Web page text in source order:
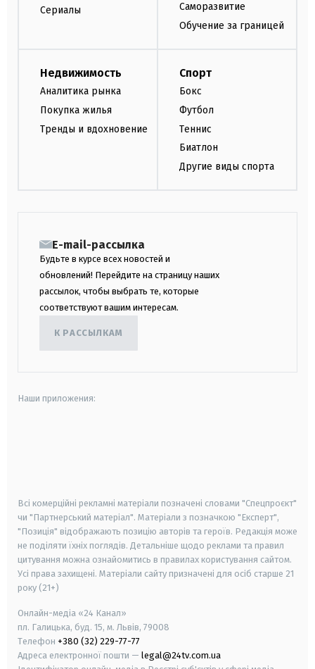
Сериалы
Саморазвитие
Обучение за границей
Недвижимость
Аналитика рынка
Покупка жилья
Тренды и вдохновение
Спорт
Бокс
Футбол
Теннис
Биатлон
Другие виды спорта
E-mail-рассылка
Будьте в курсе всех новостей и
обновлений! Перейдите на страницу наших
рассылок, чтобы выбрать те, которые
соответствуют вашим интересам.
К РАССЫЛКАМ
Наши приложения:
Всі комерційні рекламні матеріали позначені словами "Спецпроєкт"
чи "Партнерський матеріал". Матеріали з позначкою "Експерт",
"Позиція" відображають позицію авторів та героїв. Редакція може
не поділяти їхніх поглядів. Детальніше щодо реклами та правил
цитування можна ознайомитись в правилах користування сайтом.
Усі права захищені. Матеріали сайту призначені для осіб старше 21
року (21+)
Онлайн-медіа «24 Канал»
пл. Галицька, буд. 15, м. Львів, 79008
Телефон +380 (32) 229-77-77
Адреса електронної пошти — legal@24tv.com.ua